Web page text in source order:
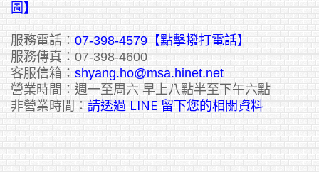
圖】
服務電話： 07-398-4579【點擊撥打電話】
服務傳真：07-398-4600
客服信箱： shyang.ho@msa.hinet.net
營業時間：週一至周六 早上八點半至下午六點
非營業時間： 請透過 LINE 留下您的相關資料